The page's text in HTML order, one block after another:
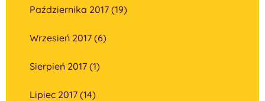
Października 2017 (19)
Wrzesień 2017 (6)
Sierpień 2017 (1)
Lipiec 2017 (14)